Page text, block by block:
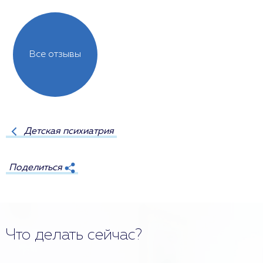
Все отзывы
Детская психиатрия
Поделиться
Что делать сейчас?